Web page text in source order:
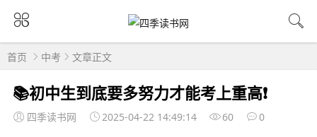
首页 中考 文章正文
📚初中生到底要多努力才能考上重高❗
四季读书网 2025-04-22 14:49:14 60 0